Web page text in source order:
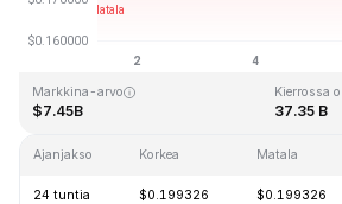
Viimeksi päivitetty: 2026-08-08 klo 07:25 GMT+0
Kaikkien aikojen huippu
Markkina-arvo
$7.45B
Kierrossa
37.35 B
Ajanjakso Korkea Matala
24 tuntia $0.199326 $0.199326